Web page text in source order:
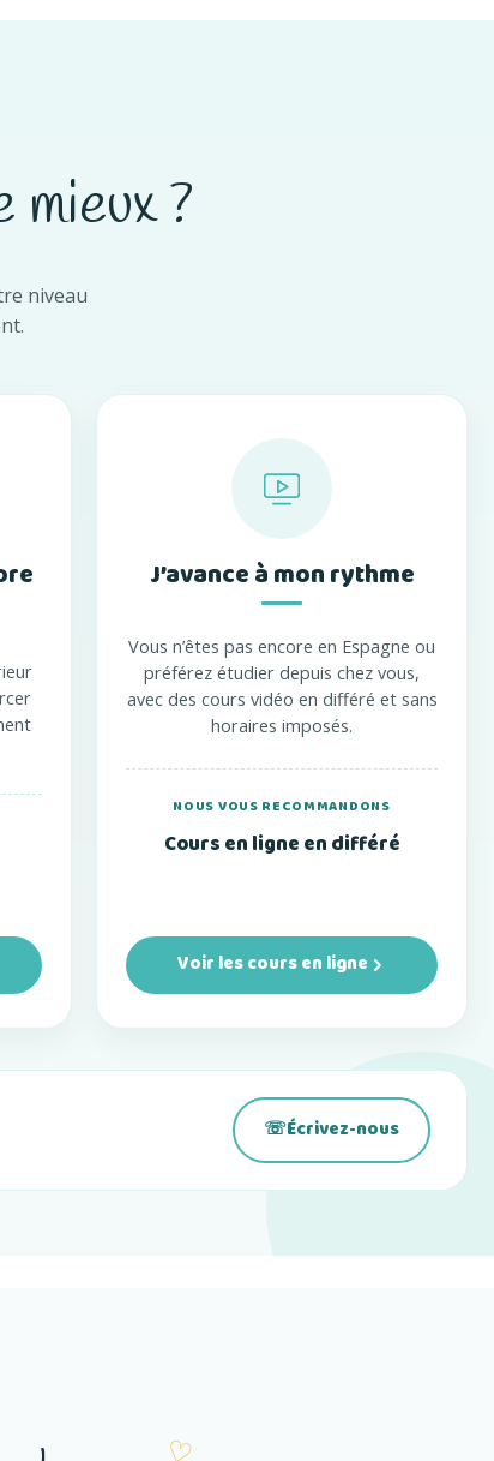
?
niveau
J’avance à mon rythme
Vous n’êtes pas encore en Espagne ou
préférez étudier depuis chez vous,
avec des cours vidéo en différé et sans
horaires imposés.
NOUS VOUS RECOMMANDONS
Cours en ligne en différé
Voir les cours en ligne
☏Écrivez-nous
(s’ouvre dans un nouvel